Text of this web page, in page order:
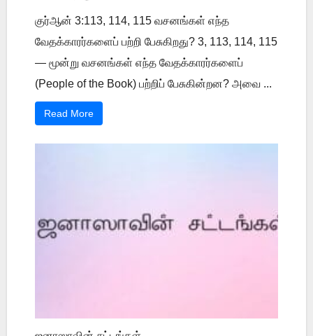
குர்ஆன் 3:113, 114, 115 வசனங்கள் எந்த
வேதக்காரர்களைப் பற்றி பேசுகிறது? 3, 113, 114, 115
— மூன்று வசனங்கள் எந்த வேதக்காரர்களைப்
(People of the Book) பற்றிப் பேசுகின்றன? அவை ...
Read More